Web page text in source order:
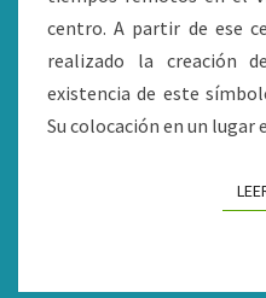
centro. A partir de ese
realizado la creación
existencia de este
Su colocación en un